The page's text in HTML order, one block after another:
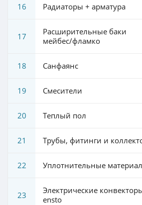
16 Радиаторы + арматура
17
Расширительные баки
мейбес/фламко
18 Санфаянс
19 Смесители
20 Теплый пол
21 Трубы, фитинги и
22 Уплотнительные
23
Электрические
ensto